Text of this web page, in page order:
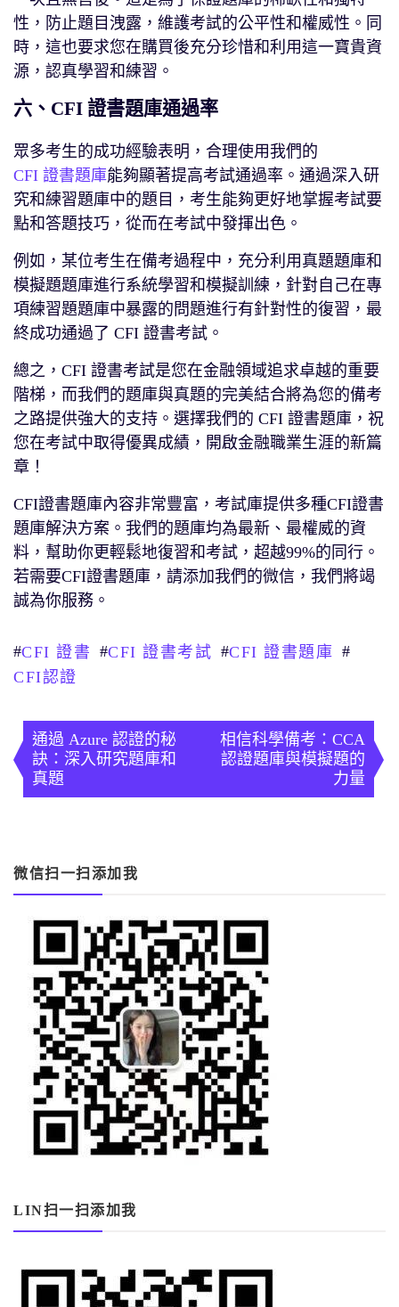
性，防止題目洩露，維護考試的公平性和權威性。同
時，這也要求您在購買後充分珍惜和利用這一寶貴資
源，認真學習和練習。
六、CFI 證書題庫通過率
眾多考生的成功經驗表明，合理使用我們的
CFI 證書題庫能夠顯著提高考試通過率。通過深入研
究和練習題庫中的題目，考生能夠更好地掌握考試要
點和答題技巧，從而在考試中發揮出色。
例如，某位考生在備考過程中，充分利用真題題庫和
模擬題題庫進行系統學習和模擬訓練，針對自己在專
項練習題題庫中暴露的問題進行有針對性的復習，最
終成功通過了 CFI 證書考試。
總之，CFI 證書考試是您在金融領域追求卓越的重要
階梯，而我們的題庫與真題的完美結合將為您的備考
之路提供強大的支持。選擇我們的 CFI 證書題庫，祝
您在考試中取得優異成績，開啟金融職業生涯的新篇
章！
CFI證書題庫內容非常豐富，考試庫提供多種CFI證書
題庫解決方案。我們的題庫均為最新、最權威的資
料，幫助你更輕鬆地復習和考試，超越99%的同行。
若需要CFI證書題庫，請添加我們的微信，我們將竭
誠為你服務。
#CFI 證書 #CFI 證書考試 #CFI 證書題庫 #
CFI認證
章
導
覽
通過 Azure 認證的秘
訣：深入研究題庫和
真題
相信科學備考：CCA
認證題庫與模擬題的
力量
微信扫一扫添加我
LIN扫一扫添加我